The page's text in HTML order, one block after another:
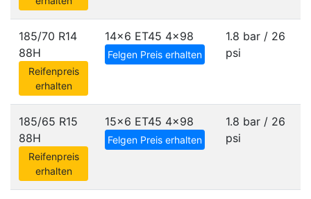
185/70 R14
88H
Reifenpreis
erhalten
14x6 ET45 4x98
Felgen Preis erhalten
1.8 bar / 26
psi
185/65 R15
88H
Reifenpreis
erhalten
15x6 ET45 4x98
Felgen Preis erhalten
1.8 bar / 26
psi